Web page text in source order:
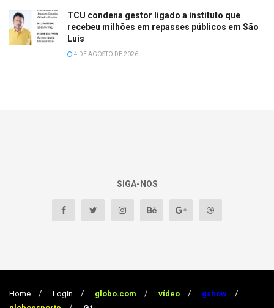
TCU condena gestor ligado a instituto que
recebeu milhões em repasses públicos em São
Luís
4 DE AGOSTO DE 2026
SIGA-NOS
Home Login globo.com vídeo
gshow